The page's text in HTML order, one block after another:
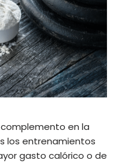
en la
los entrenamientos
gasto calórico o de